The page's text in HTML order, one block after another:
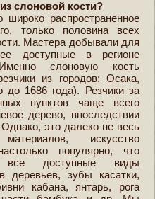
слоновой кости?
распространенное
только половина всех
Мастера добывали для
доступные в регионе
слоновую кость
из городов: Осака,
1686 года). Резчики за
пунктов чаще всего
дерево, впоследствии
это далеко не весь
искусство
популярно, что
все доступные виды
деревьев, зубы касатки,
кабана, янтарь, рога